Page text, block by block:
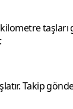
Takip